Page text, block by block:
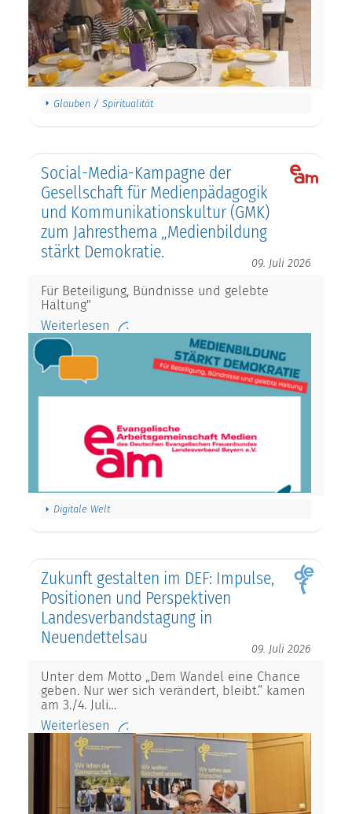
Glauben / Spiritualität
Social-Media-Kampagne der
Gesellschaft für Medienpädagogik
und Kommunikationskultur (GMK)
zum Jahresthema „Medienbildung
stärkt Demokratie.
09. Juli 2026
Für Beteiligung, Bündnisse und gelebte
Haltung"
Weiterlesen
Digitale Welt
Zukunft gestalten im DEF: Impulse,
Positionen und Perspektiven
Landesverbandstagung in
Neuendettelsau
09. Juli 2026
Unter dem Motto „Dem Wandel eine Chance
geben. Nur wer sich verändert, bleibt.“ kamen
am 3./4. Juli…
Weiterlesen